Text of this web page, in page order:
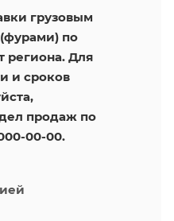
грузовым
по
региона. Для
и сроков
продаж по
00-00.